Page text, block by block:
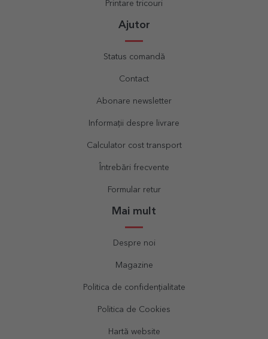
Printare tricouri
Ajutor
Status comandă
Contact
Abonare newsletter
Informații despre livrare
Calculator cost transport
Întrebări frecvente
Formular retur
Mai mult
Despre noi
Magazine
Politica de confidențialitate
Politica de Cookies
Hartă website